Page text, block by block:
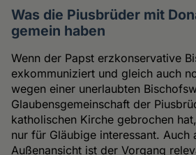
Was die Piusbrüder mit
gemein haben
Wenn der Papst erzkonservative
exkommuniziert und gleich auch
wegen einer unerlaubten
Glaubensgemeinschaft der
katholischen Kirche gebrochen
nur für Gläubige interessant. Auch
Außenansicht ist der Vorgang